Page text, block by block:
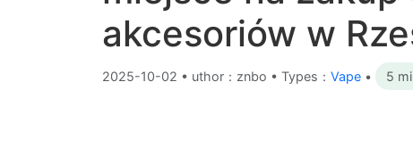
akcesoriów w
2025-10-02 • uthor：znbo • Types： Vape • 5